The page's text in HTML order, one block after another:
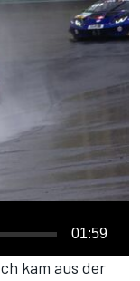
01:59
kam aus der